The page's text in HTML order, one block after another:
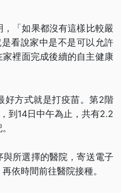
「如果都沒有這樣比較嚴
看說家中是不是可以允許
裡面完成後續的自主健康
好方式就是打疫苗。第2階
到14日中午為止，共有2.2
所選擇的醫院，寄送電子
依時間前往醫院接種。